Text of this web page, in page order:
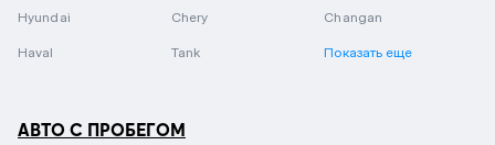
Hyundai Chery Changan
Haval Tank Показать еще
АВТО С ПРОБЕГОМ